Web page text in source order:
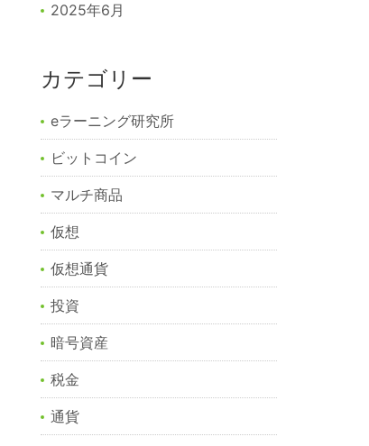
2025年6月
カテゴリー
eラーニング研究所
ビットコイン
マルチ商品
仮想
仮想通貨
投資
暗号資産
税金
通貨